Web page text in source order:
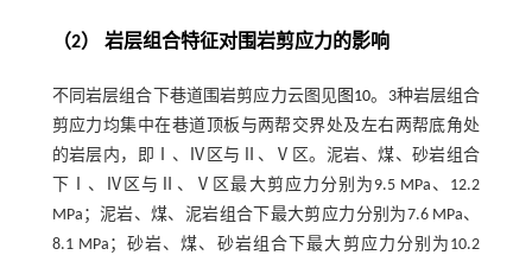
（2） 岩层组合特征对围岩剪应力的影响
不同岩层组合下巷道围岩剪应力云图见图10。3种岩层组合
剪应力均集中在巷道顶板与两帮交界处及左右两帮底角处
的岩层内，即Ⅰ、Ⅳ区与Ⅱ、Ⅴ区。泥岩、煤、砂岩组合
下Ⅰ、Ⅳ区与Ⅱ、Ⅴ区最大剪应力分别为9.5 MPa、12.2
MPa；泥岩、煤、泥岩组合下最大剪应力分别为7.6 MPa、
8.1 MPa；砂岩、煤、砂岩组合下最大剪应力分别为10.2